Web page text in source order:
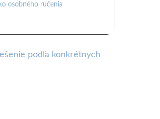
osobného ručenia
podľa konkrétnych